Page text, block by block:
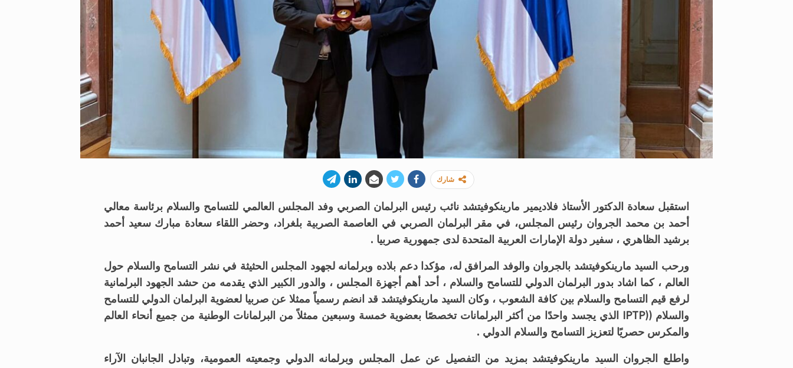
شارك
استقبل سعادة الدكتور الأستاذ فلاديمير مارينكوفيتشد نائب رئيس البرلمان الصربي وفد المجلس العالمي للتسامح والسلام برئاسة معالي
أحمد بن محمد الجروان رئيس المجلس، في مقر البرلمان الصربي في العاصمة الصربية بلغراد، وحضر اللقاء سعادة مبارك سعيد أحمد
برشيد الظاهري ، سفير دولة الإمارات العربية المتحدة لدى جمهورية صربيا .
ورحب السيد مارينكوفيتشد بالجروان والوفد المرافق له، مؤكدا دعم بلاده وبرلمانه لجهود المجلس الحثيثة في نشر التسامح والسلام حول
العالم ، كما اشاد بدور البرلمان الدولي للتسامح والسلام ، أحد أهم أجهزة المجلس ، والدور الكبير الذي يقدمه من حشد الجهود البرلمانية
لرفع قيم التسامح والسلام بين كافة الشعوب ، وكان السيد مارينكوفيتشد قد انضم رسمياً ممثلا عن صربيا لعضوية البرلمان الدولي للتسامح
والسلام ((IPTP
الذي يجسد واحدًا من أكثر البرلمانات تخصصًا بعضوية خمسة وسبعين ممثلاً من البرلمانات الوطنية من جميع أنحاء العالم
والمكرس حصريًا لتعزيز التسامح والسلام الدولي .
واطلع الجروان السيد مارينكوفيتشد بمزيد من التفصيل عن عمل المجلس وبرلمانه الدولي وجمعيته العمومية، وتبادل الجانبان الآراء